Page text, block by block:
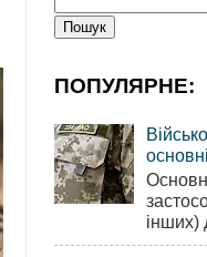
ПОПУЛЯРНЕ:
інших)